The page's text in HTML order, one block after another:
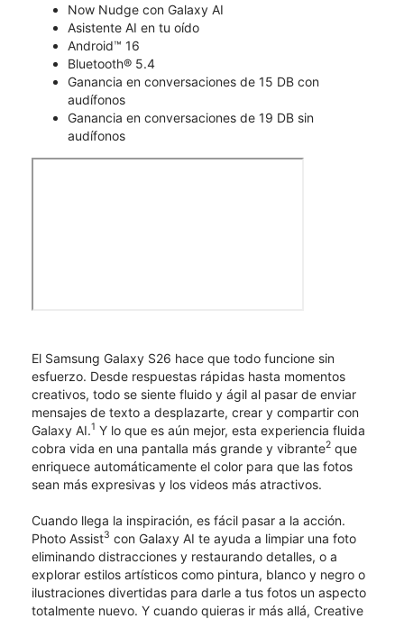
Now Nudge con Galaxy AI
Asistente AI en tu oído
Android™ 16
Bluetooth® 5.4
Ganancia en conversaciones de 15 DB con
audífonos
Ganancia en conversaciones de 19 DB sin
audífonos
El Samsung Galaxy S26 hace que todo funcione sin
esfuerzo. Desde respuestas rápidas hasta momentos
creativos, todo se siente fluido y ágil al pasar de enviar
mensajes de texto a desplazarte, crear y compartir con
Galaxy AI.1 Y lo que es aún mejor, esta experiencia fluida
cobra vida en una pantalla más grande y vibrante2 que
enriquece automáticamente el color para que las fotos
sean más expresivas y los videos más atractivos.
Cuando llega la inspiración, es fácil pasar a la acción.
Photo Assist3 con Galaxy AI te ayuda a limpiar una foto
eliminando distracciones y restaurando detalles, o a
explorar estilos artísticos como pintura, blanco y negro o
ilustraciones divertidas para darle a tus fotos un aspecto
totalmente nuevo. Y cuando quieras ir más allá, Creative